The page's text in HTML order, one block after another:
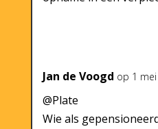
Jan de Voogd op 1
@Plate
Wie als